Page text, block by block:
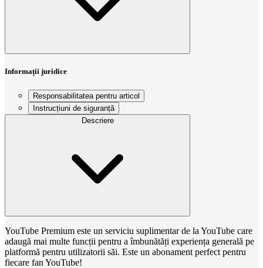
Informații juridice
Responsabilitatea pentru articol
Instrucțiuni de siguranță
Descriere
YouTube Premium este un serviciu suplimentar de la YouTube care
adaugă mai multe funcții pentru a îmbunătăți experiența generală pe
platformă pentru utilizatorii săi. Este un abonament perfect pentru
fiecare fan YouTube!